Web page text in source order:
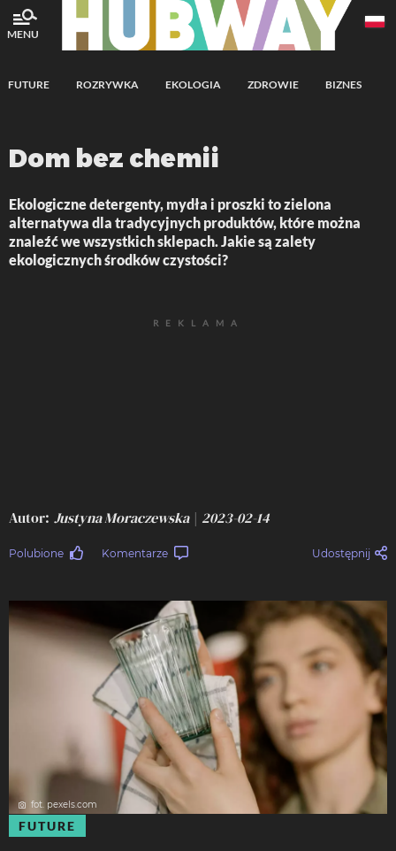
MENU
FUTURE ROZRYWKA EKOLOGIA ZDROWIE BIZNES
Dom bez chemii
Ekologiczne detergenty, mydła i proszki to zielona
alternatywa dla tradycyjnych produktów, które można
znaleźć we wszystkich sklepach. Jakie są zalety
ekologicznych środków czystości?
REKLAMA
Autor Justyna Moraczewska 2023-02-14
Polubione Komentarze Udostępnij
fot. pexels.com
FUTURE